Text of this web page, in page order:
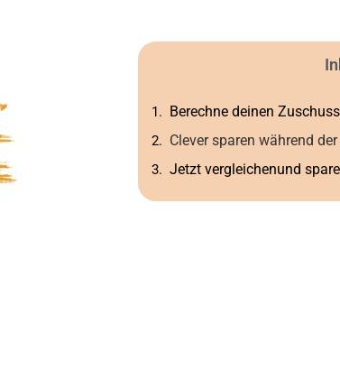
Berechne deinen Zuschuss
Clever sparen während
Jetzt vergleichenund